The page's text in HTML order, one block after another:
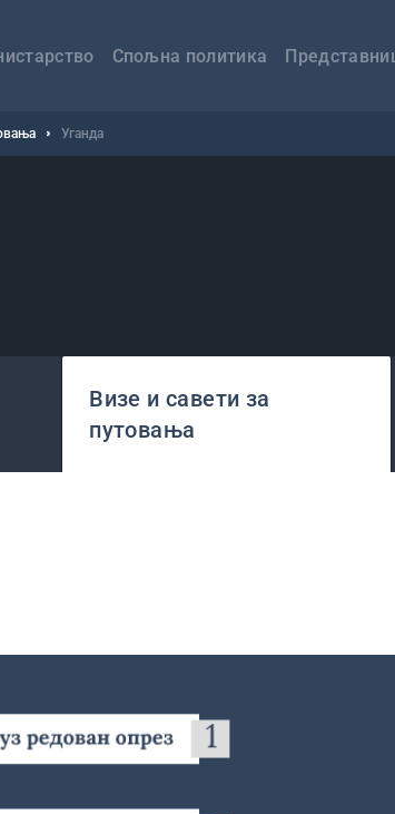
Спољна политика
Уганда
Визе и савети за
путовања